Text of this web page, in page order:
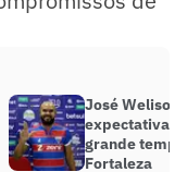
José Welison
expectativa
grande
Fortaleza